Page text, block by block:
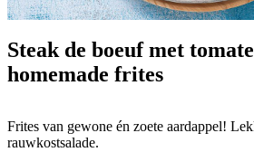
Steak de boeuf met
homemade frites
Frites van gewone én zoete aardappel!
rauwkostsalade.